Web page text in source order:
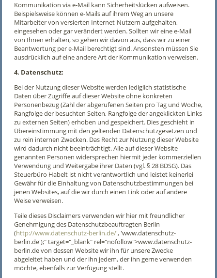
Kommunikation via e-Mail kann Sicherheitslücken aufweisen.
Beispielsweise können e-Mails auf ihrem Weg an unsere
Mitarbeiter von versierten Internet-Nutzern aufgehalten,
eingesehen oder gar verändert werden. Sollten wir eine e-Mail
von Ihnen erhalten, so gehen wir davon aus, dass wir zu einer
Beantwortung per e-Mail berechtigt sind. Ansonsten müssen Sie
ausdrücklich auf eine andere Art der Kommunikation verweisen.
4. Datenschutz:
Bei der Nutzung dieser Website werden lediglich statistische
Daten über Zugriffe auf dieser Website ohne konkreten
Personenbezug (Zahl der abgerufenen Seiten pro Tag und Woche,
Rangfolge der besuchten Seiten, Rangfolge der angeklickten Links
zu externen Seiten) erhoben und gespeichert. Dies geschieht in
Übereinstimmung mit den geltenden Datenschutzgesetzen und
zu rein internen Zwecken. Das Recht zur Nutzung dieser Website
wird dadurch nicht beeinträchtigt. Alle auf dieser Website
genannten Personen widersprechen hiermit jeder kommerziellen
Verwendung und Weitergabe ihrer Daten (vgl. § 28 BDSG). Das
Steuerbüro Habelt ist nicht verantwortlich und leistet keinerlei
Gewähr für die Einhaltung von Datenschutzbestimmungen bei
jenen Websites, auf die wir durch einen Link oder auf andere
Weise verweisen.
Teile dieses Disclaimers verwenden wir hier mit freundlicher
Genehmigung des Datenschutzbeauftragten Berlin
(http://www.datenschutz-berlin.de/', 'www.datenschutz-
berlin.de');" target="_blank" rel="nofollow">www.datenschutz-
berlin.de von dessen Website wir ihn für unsere Zwecke
abgeleitet haben und der ihn jedem, der ihn gerne verwenden
möchte, ebenfalls zur Verfügung stellt.